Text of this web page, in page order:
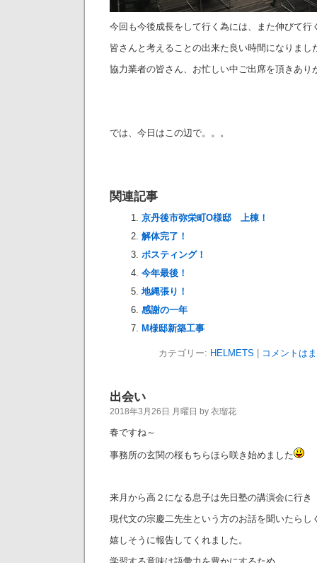
今回も今後成長をして行く為には、また伸びて行
皆さんと考えることの出来た良い時間になりまし
協力業者の皆さん、お忙しい中ご出席を頂きあり
では、今日はこの辺で。。。
関連記事
京丹後市弥栄町O様邸 上棟！
解体完了！
ポスティング！
今年最後！
地縄張り！
感謝の一年
M様邸新築工事
カテゴリー: HELMETS コメントは
出会い
2018年3月26日 月曜日 by 衣瑠花
春ですね～
事務所の玄関の桜もちらほら咲き始めました
来月から高２になる息子は先日塾の講演会に行き
現代文の宗慶二先生という方のお話を聞いたらし
嬉しそうに報告してくれました。